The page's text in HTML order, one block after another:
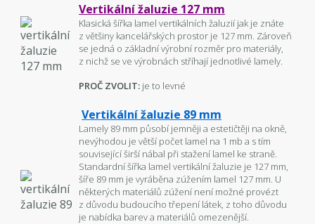
Vertikální žaluzie 127 mm
Klasická šířka lamel vertikálních žaluzií jak je znáte
z většiny kancelářských prostor je 127 mm. Zároveň
se jedná o základní výrobní rozměr pro materiály,
z nichž se ve výrobnách stříhají jednotlivé lamely.
PROČ ZVOLIT: je to levné
Vertikální žaluzie 89 mm
Lamely 89 mm působí jemněji a estetičtěji na okně,
nevýhodou je větší počet lamel na 1 mb a s tím
související širší nábal při stažení lamel ke straně.
Standardní šířka lamel vertikální žaluzie je 127 mm,
šíře 89 mm je vyráběna zúžením lamel 127 mm. U
některých materiálů zúžení není možné provézt
z důvodu budoucího třepení látek, z toho důvodu
je nabídka barev a materiálů omezenější.